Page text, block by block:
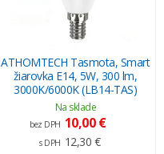
ATHOMTECH Tasmota, Smart
žiarovka E14, 5W, 300 lm,
3000K/6000K (LB14-TAS)
Na sklade
bez DPH 10,00 €
s DPH 12,30 €